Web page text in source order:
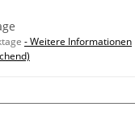
- Weitere Informationen